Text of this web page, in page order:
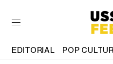
EDITORIAL POP